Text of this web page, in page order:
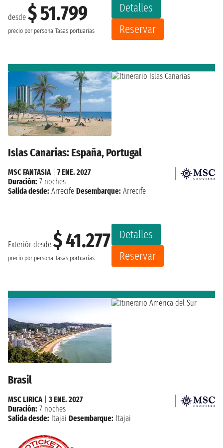
desde $ 51.799
precio por persona Tasas portuarias
Detalles
Reservar
Islas Canarias: España, Portugal
Exteriór desde $ 41.277
precio por persona Tasas portuarias
Detalles
Reservar
MSC FANTASIA| 7 ENE. 2027
Duración: 7 noches
Salida desde: Arrecife Desembarque: Arrecife
Brasil
MSC LIRICA
3 ENE. 2027
Duración: 7 noches
Salida desde: Itajai Desembarque: Itajai